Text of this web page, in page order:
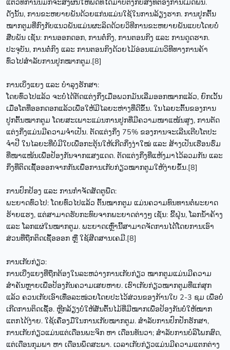
ດັ່ງນັ້ນ, ການຂະຫຍາຍພັນດ້ວຍແກ່ນແມ່ນໃຊ້ໃນການລ້ຽງຮາກ. ການປູກຕົ້ນ
ໝາກຕູມທີ່ກົງກັບແນວພັນແມ່ນຜະລິດດ້ວຍວິທີການຂະຫຍາຍພັນແບບໂດຍບໍ່
ສືບພັນ ເຊັ່ນ: ການອອກດອກ, ການຕໍ່ກິງ, ການຕອນກິງ ແລະ ການດູດຮາກ.
ປະຈຸບັນ, ການຕໍ່ກິງ ແລະ ການຕອນກິງດ້ວຍໄມ້ອ່ອນແມ່ນວິທີທາງການຄ້າ
ທົ່ວໄປສຳລັບການປູກໝາກຕູມ.[8]
ການເບິ່ງແຍງ ແລະ ບຳລຸງຮັກສາ:
ໂດຍທົ່ວໄປແລ້ວ ຈະບໍ່ໄດ້ຕັດແຕ່ງກິ່ງເມື່ອພວກມັນເລີ່ມອອກໝາກແລ້ວ, ຍົກເວັ້ນ
ເມື່ອໂຕທີ່ອອກດອກແລ້ວເພື່ອໃຫ້ມີໄລຍະຫ່າງທີ່ດີຂຶ້ນ. ໃນໄລຍະຕົ້ນຂອງການ
ປູກຕົ້ນໝາກຕູມ ໂດຍສະເພາະແມ່ນການປູກທີ່ມີຄວາມໜາແໜ້ນສູງ, ການຕັດ
ແຕ່ງກິ່ງແມ່ນມີຄວາມຈໍາເປັນ. ຕັດແຕ່ງກິ່ງ 75% ຂອງການຈະເລີນເຕີບໂຕປະ
ຈໍາປີ ໃນໄລຍະທີ່ບໍ່ມີໃບເພື່ອກະຕຸ້ນໃຫ້ເກີດກິ່ງງ່າໃໝ່ ແລະ ສ້າງເປັນເຮືອນຮົ່ມ
ທີ່ໜາແໜ້ນເພື່ອປ້ອງກັນຈາກແສງແດດ. ຕັດແຕ່ງກິ່ງທີ່ແຫ້ງມາໄວ້ລວມກັນ ແລະ
ກິ່ງທີ່ຕິດເຊື້ອອອກຈາກກັນເພື່ອການເກັບກ່ຽວໝາກຕູມໃຫ້ງ່າຍຂຶ້ນ.[8]
ການປົກປ້ອງ ແລະ ການກຳຈັດສັດຕູພືດ:
ພະຍາດທົ່ວໄປ: ໂດຍທົ່ວໄປແລ້ວ ຕົ້ນໝາກຕູມ ແມ່ນຄວາມທົນທານຕໍ່ພະຍາດ
ຮ້າຍແຮງ, ແຕ່ສາມາດຮັບກະທົບຈາກພະຍາດຕ່າງໆ ເຊັ່ນ: ຂີ້ຝຸ່ນ, ໂລກນ້ຳຄ້່າງ
ແລະ ໂລກແຜ່ໃນໝາກຕູມ. ພະຍາດເຫຼົ່ານີ້ສາມາດຈັດການໄດ້ໂດຍການເອົາ
ສ່ວນທີ່ຖືກຕິດເຊື້ອອອກ ຫຼື ໃຊ້ສີດສານເຄມີ.[8]
ການເກັບກ່ຽວ:
ການເບີ່ງແຍງທີ່ຖືກຕ້ອງໃນລະຫວ່າງການເກັບກ່ຽວ ໝາກຕູມແມ່ນມີຄວາມ
ສຳຄັນຫຼາຍເພື່ອປ້ອງກັນຄວາມເສຍຫາຍ. ເຮົາເກັບກ່ຽວໝາກຕູມທີ່ແກ່ສຸກ
ແລ້ວ ຄວນເກັບເອົາເທື່ອລະໜ່ວຍໂດຍປະໄວ້ສ່ວນຂອງກ້ານໃບ 2-3 ຊມ ເພື່ອບໍ່
ເກີດການຕິດເຊື້ອ. ຫຼີກລ້ຽງບໍ່ໃຫ້ສັ່ນຕົ້ນໄມ້ທີ່ມີໝາກເພື່ອປ້ອງກັນບໍ່ໃຫ້ໝາກ
ແຕກໄດ້ງ່າຍ. ໃຊ້ເຄື່ອງມືໃນການເກັບໝາກຕູມ. ສໍາລັບການປົກປັກຮັກສາ,
ການເກັບກ່ຽວແມ່ນແຕ່ເດືອນພະຈິກ ຫາ ເດືອນທັນວາ; ສໍາລັບການບໍລິໂພກສົດ,
ແຕ່ເດືອນກຸມພາ ຫາ ເດືອນພຶດສະພາ. ເວລາເກັບກ່ຽວແມ່ນມີຄວາມແຕກຕ່າງ